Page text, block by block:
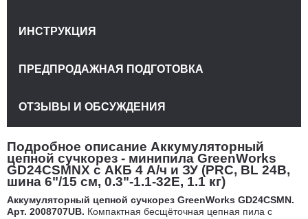
Подробное описание Аккумуляторный
цепной сучкорез - минипила GreenWorks
GD24CSMNX с АКБ 4 А/ч и ЗУ (PRC, BL 24В,
шина 6"/15 см, 0.3"-1.1-32E, 1.1 кг)
Аккумуляторный цепной сучкорез GreenWorks GD24CSMN.
Арт. 2008707UB. Компактная бесщёточная цепная пила с
ИНСТРУКЦИЯ
ПРЕДПРОДАЖНАЯ ПОДГОТОВКА
ОТЗЫВЫ И ОБСУЖДЕНИЯ